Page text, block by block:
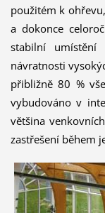
použitém k
a dokonce
stabilní
návratnosti
přibližně 80 %
vybudováno v
většina
zastřešení během